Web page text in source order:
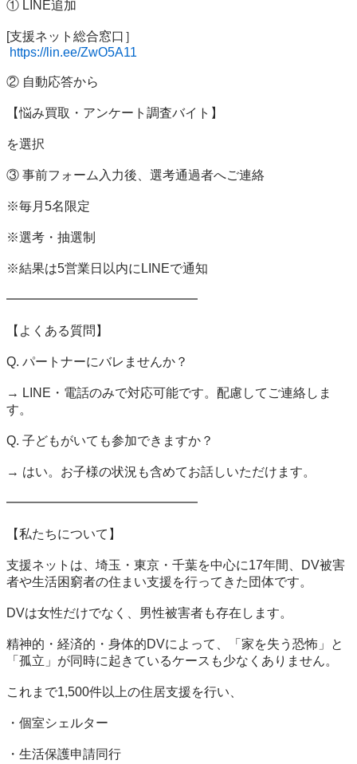
① LINE追加
[支援ネット総合窓口］
https://lin.ee/ZwO5A11
② 自動応答から
【悩み買取・アンケート調査バイト】
を選択
③ 事前フォーム入力後、選考通過者へご連絡
※毎月5名限定
※選考・抽選制
※結果は5営業日以内にLINEで通知
━━━━━━━━━━━━━━━
【よくある質問】
Q. パートナーにバレませんか？
→ LINE・電話のみで対応可能です。配慮してご連絡しま
す。
Q. 子どもがいても参加できますか？
→ はい。お子様の状況も含めてお話しいただけます。
━━━━━━━━━━━━━━━
【私たちについて】
支援ネットは、埼玉・東京・千葉を中心に17年間、DV被害
者や生活困窮者の住まい支援を行ってきた団体です。
DVは女性だけでなく、男性被害者も存在します。
精神的・経済的・身体的DVによって、「家を失う恐怖」と
「孤立」が同時に起きているケースも少なくありません。
これまで1,500件以上の住居支援を行い、
・個室シェルター
・生活保護申請同行